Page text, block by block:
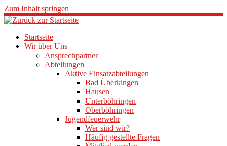
Zum Inhalt springen
Startseite
Wir über Uns
Ansprechpartner
Abteilungen
Aktive Einsatzabteilungen
Bad Überkingen
Hausen
Unterböhringen
Oberböhringen
Jugendfeuerwehr
Wer sind wir?
Häufig gestellte Fragen